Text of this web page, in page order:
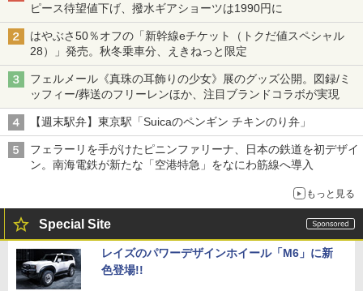
ピース待望値下げ、撥水ギアショーツは1990円に
はやぶさ50％オフの「新幹線eチケット（トクだ値スペシャル
28）」発売。秋冬乗車分、えきねっと限定
フェルメール《真珠の耳飾りの少女》展のグッズ公開。図録/ミ
ッフィー/葬送のフリーレンほか、注目ブランドコラボが実現
【週末駅弁】東京駅「Suicaのペンギン チキンのり弁」
フェラーリを手がけたピニンファリーナ、日本の鉄道を初デザイ
ン。南海電鉄が新たな「空港特急」をなにわ筋線へ導入
もっと見る
Special Site
レイズのパワーデザインホイール「M6」に新
色登場!!